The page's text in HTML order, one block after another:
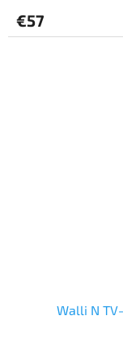
€57
Walli N